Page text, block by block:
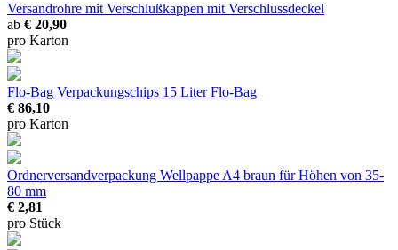
Versandrohre mit Verschlußkappen mit Verschlussdeckel
ab € 20,90
pro Karton
Flo-Bag Verpackungschips 15 Liter Flo-Bag
€ 86,10
pro Karton
Ordnerversandverpackung Wellpappe A4 braun für Höhen von 35-
80 mm
€ 2,81
pro Stück